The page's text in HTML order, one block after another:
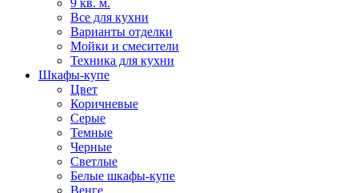
9 кв. м.
Все для кухни
Варианты отделки
Мойки и смесители
Техника для кухни
Шкафы-купе
Цвет
Коричневые
Серые
Темные
Черные
Светлые
Белые шкафы-купе
Венге